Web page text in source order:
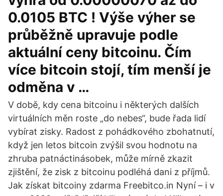
0.0105 BTC ! Výše výher se
průběžně upravuje podle
aktuální ceny bitcoinu. Čím
více bitcoin stojí, tím menší je
odměna v …
V době, kdy cena bitcoinu i některých dalších
virtuálních měn roste „do nebes“, bude řada lidí
vybírat zisky. Radost z pohádkového zbohatnutí,
když jen letos bitcoin zvýšil svou hodnotu na
zhruba patnáctinásobek, může mírně zkazit
zjištění, že zisk z bitcoinu podléhá dani z příjmů.
Jak získat bitcoiny zdarma Freebitco.in Nyní – i v